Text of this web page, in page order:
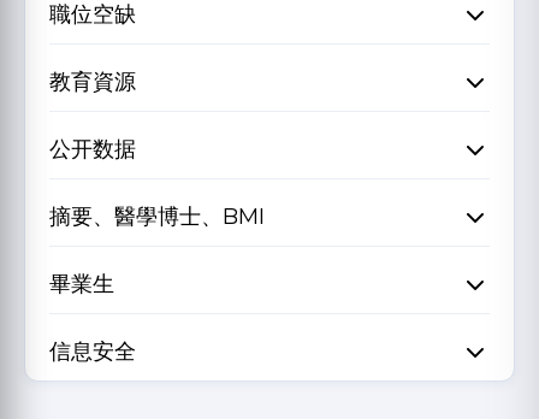
職位空缺
教育資源
公开数据
摘要、醫學博士、BMI
畢業生
信息安全